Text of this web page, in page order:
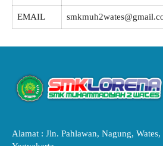
EMAIL
Alamat : Jln. Pahlawan, Nagung,